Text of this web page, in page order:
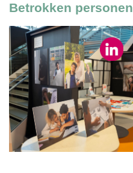
Betrokken personen